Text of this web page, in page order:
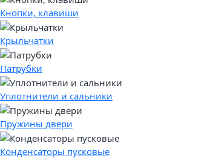
Кнопки, клавиши
Крыльчатки
Патрубки
Уплотнители и сальники
Пружины двери
Конденсаторы пусковые